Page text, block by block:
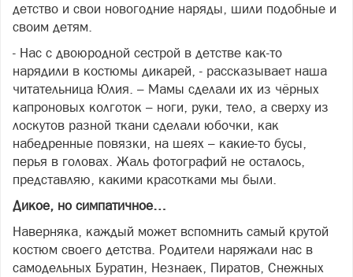
детство и свои новогодние наряды, шили подобные и
своим детям.
- Нас с двоюродной сестрой в детстве как-то
нарядили в костюмы дикарей, - рассказывает наша
читательница Юлия. – Мамы сделали их из чёрных
капроновых колготок – ноги, руки, тело, а сверху из
лоскутов разной ткани сделали юбочки, как
набедренные повязки, на шеях – какие-то бусы,
перья в головах. Жаль фотографий не осталось,
представляю, какими красотками мы были.
Дикое, но симпатичное…
Наверняка, каждый может вспомнить самый крутой
костюм своего детства. Родители наряжали нас в
самодельных Буратин, Незнаек, Пиратов, Снежных